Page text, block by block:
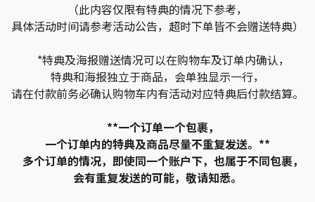
（此内容仅限有特典的情况下参考，
具体活动时间请参考活动公告，超时下单皆不会赠送特典）
*特典及海报赠送情况可以在购物车及订单内确认，
特典和海报独立于商品，会单独显示一行，
请在付款前务必确认购物车内有活动对应特典后付款结算。
**一个订单一个包裹，
一个订单内的特典及商品尽量不重复发送。**
多个订单的情况，即使同一个账户下，也属于不同包裹，
会有重复发送的可能，敬请知悉。